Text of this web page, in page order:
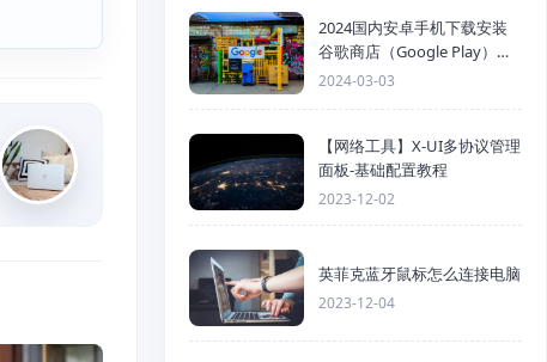
2024国内安卓手机下载安装
谷歌商店（Google Play）详
细步骤
2024-03-03
【网络工具】X-UI多协议管理
面板-基础配置教程
2023-12-02
英菲克蓝牙鼠标怎么连接电脑
2023-12-04